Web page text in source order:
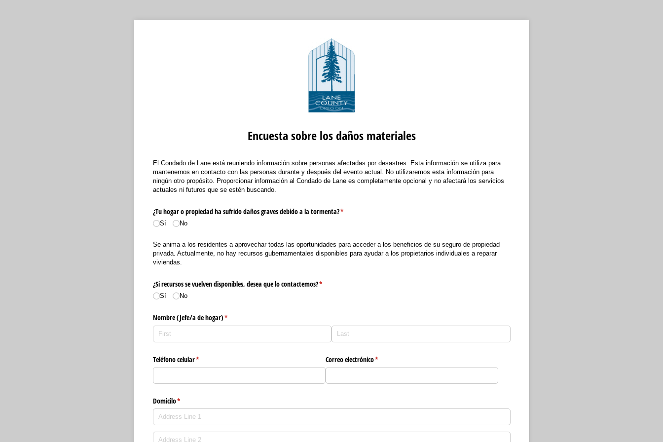
Encuesta sobre los daños materiales
El Condado de Lane está reuniendo información sobre personas afectadas por desastres. Esta información se utiliza para
mantenernos en contacto con las personas durante y después del evento actual. No utilizaremos esta información para
ningún otro propósito. Proporcionar información al Condado de Lane es completamente opcional y no afectará los servicios
actuales ni futuros que se estén buscando.
¿Tu hogar o propiedad ha sufrido daños graves debido a la tormenta?*
(required)
Sí No
Se anima a los residentes a aprovechar todas las oportunidades para acceder a los beneficios de su seguro de propiedad
privada. Actualmente, no hay recursos gubernamentales disponibles para ayudar a los propietarios individuales a reparar
viviendas.
¿Si recursos se vuelven disponibles, desea que lo contactemos?*
(required)
Sí No
Nombre (Jefe/​a de hogar)*
(required)
Teléfono celular*
(required) Correo electrónico*
(required)
Domicilo*
(required)